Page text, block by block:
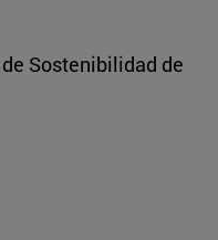
Sostenibilidad de